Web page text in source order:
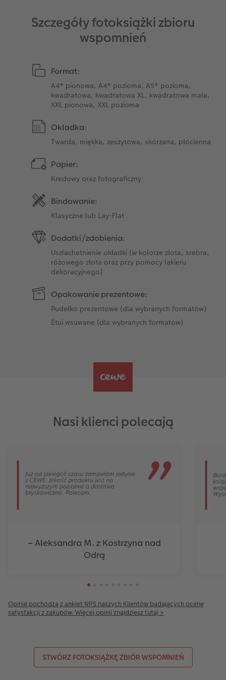
Szczegóły fotoksiążki zbioru
wspomnień
Format:
A4* pionowa, A4* pozioma, A5* pozioma,
kwadratowa, kwadratowa XL, kwadratowa mała,
XXL pionowa, XXL pozioma
Okładka:
Twarda, miękka, zeszytowa, skórzana, płócienna
Papier:
Kredowy oraz fotograficzny
Bindowanie:
Klasyczne lub Lay-Flat
Dodatki/zdobienia:
Uszlachetnienie okładki (w kolorze złota, srebra,
różowego złota oraz przy pomocy lakieru
dekoracyjnego)
Opakowanie prezentowe:
Pudełko prezentowe (dla wybranych formatów)
Etui wsuwane (dla wybranych formatów)
Nasi klienci polecają
– Aleksandra M. z Kostrzyna nad
Odrą
Opinie pochodzą z ankiet NPS naszych Klientów badających ocenę
satysfakcji z zakupów. Więcej opinii znajdziesz tutaj >
STWÓRZ FOTOKSIĄŻKĘ ZBIÓR WSPOMNIEŃ